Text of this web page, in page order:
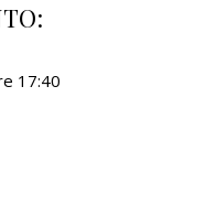
17:40